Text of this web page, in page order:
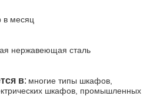
в месяц
нержавеющая сталь
в: многие типы шкафов,
шкафов, промышленных